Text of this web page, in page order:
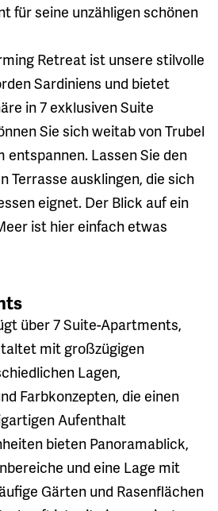
für seine unzähligen schönen
Retreat ist unsere stilvolle
Sardiniens und bietet
in 7 exklusiven Suite
Sie sich weitab von Trubel
entspannen. Lassen Sie den
Terrasse ausklingen, die sich
eignet. Der Blick auf ein
ist hier einfach etwas
über 7 Suite-Apartments,
mit großzügigen
Lagen,
Farbkonzepten, die einen
Aufenthalt
bieten Panoramablick,
und eine Lage mit
Gärten und Rasenflächen